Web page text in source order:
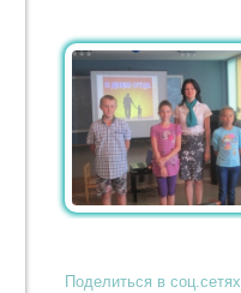
Поделиться в соц.сетях